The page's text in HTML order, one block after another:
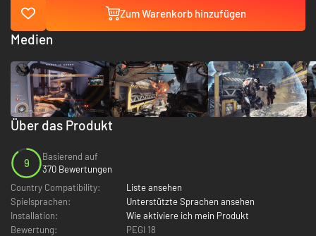
Zum Warenkorb hinzufügen
Über das Produkt
9
Basierend auf
370 Bewertungen
Country Compatibility:
Liste ansehen
Spielsprachen:
Unterstützte Sprachen ansehen
Installation:
Wie aktiviere ich mein Produkt
Bewertung:
PEGI 18
Medien